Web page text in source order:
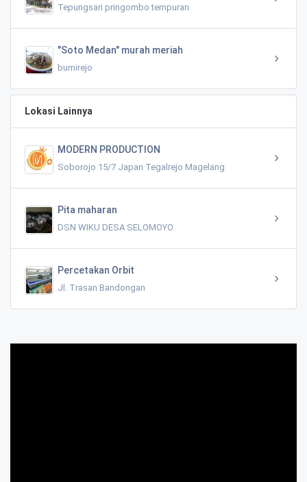
Tepungsari pringombo tempuran
"Soto Medan" murah meriah
bumirejo
Lokasi Lainnya
MODERN PRODUCTION
Soborojo 15/7 Japan Tegalrejo Magelang
Pita maharan
DSN WIKU DESA SELOMOYO
Percetakan Orbit
Jl. Trasan Bandongan